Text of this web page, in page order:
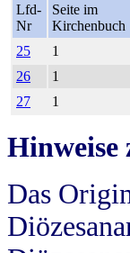
Lfd-
Nr
Seite im
Kirchenbuch
25
1
26
1
27
1
Hinweise
Das